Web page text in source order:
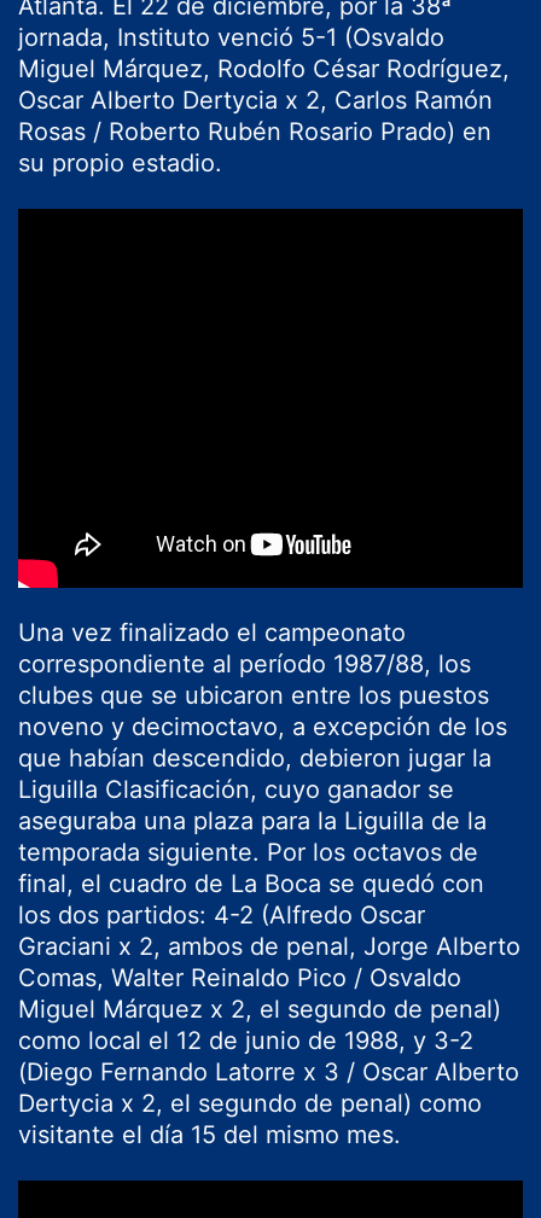
Atlanta. El 22 de diciembre, por la 38ª
jornada, Instituto venció 5-1 (Osvaldo
Miguel Márquez, Rodolfo César Rodríguez,
Oscar Alberto Dertycia x 2, Carlos Ramón
Rosas / Roberto Rubén Rosario Prado) en
su propio estadio.
Una vez finalizado el campeonato
correspondiente al período 1987/88, los
clubes que se ubicaron entre los puestos
noveno y decimoctavo, a excepción de los
que habían descendido, debieron jugar la
Liguilla Clasificación, cuyo ganador se
aseguraba una plaza para la Liguilla de la
temporada siguiente. Por los octavos de
final, el cuadro de La Boca se quedó con
los dos partidos: 4-2 (Alfredo Oscar
Graciani x 2, ambos de penal, Jorge Alberto
Comas, Walter Reinaldo Pico / Osvaldo
Miguel Márquez x 2, el segundo de penal)
como local el 12 de junio de 1988, y 3-2
(Diego Fernando Latorre x 3 / Oscar Alberto
Dertycia x 2, el segundo de penal) como
visitante el día 15 del mismo mes.